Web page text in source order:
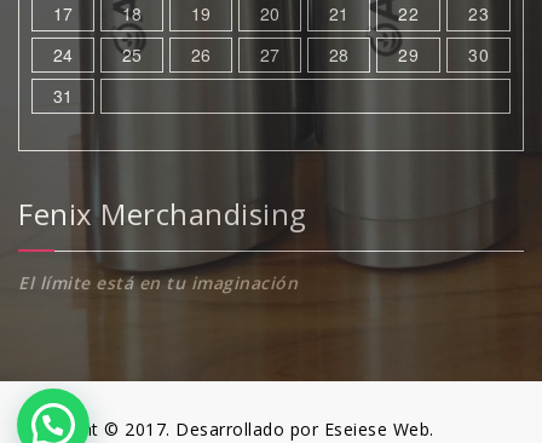
17
18 19 20 21 22
23
24
25 26 27 28 29
30
31
Fenix Merchandising
El límite está en tu imaginación
Copyright © 2017. Desarrollado por Eseiese Web.